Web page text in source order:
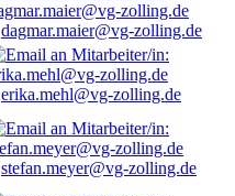
dagmar.maier@vg-zolling.de
erika.mehl@vg-zolling.de
stefan.meyer@vg-zolling.de